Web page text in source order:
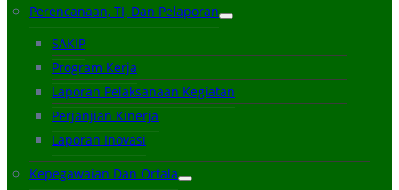
Perencanaan, TI, Dan Pelaporan
SAKIP
Program Kerja
Laporan Pelaksanaan Kegiatan
Perjanjian Kinerja
Laporan Inovasi
Kepegawaian Dan Ortala